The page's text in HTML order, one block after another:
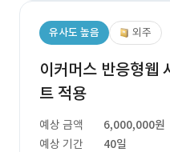
유사도 높음 외주
이커머스 반응형웹
트 적용
예상 금액
6,000,000원
예상 기간
40일